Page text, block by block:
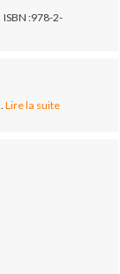
ISBN :978-2-
Lire la suite